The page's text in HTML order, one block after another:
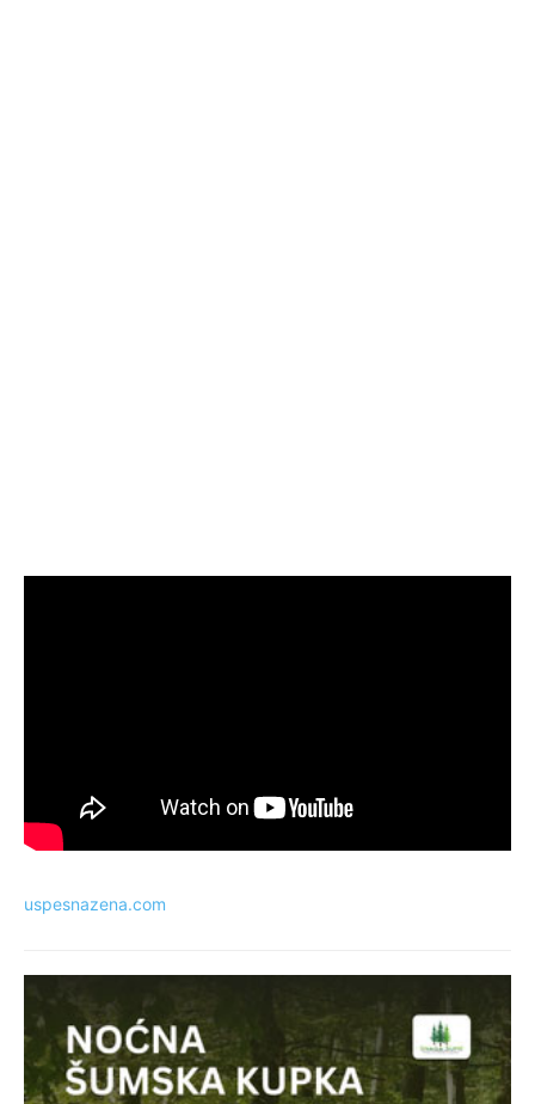
uspesnazena.com